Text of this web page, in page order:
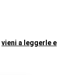
vieni a leggerle e